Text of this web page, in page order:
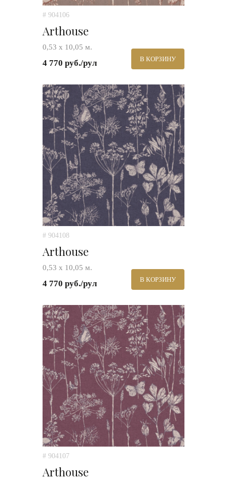
# 904106
Arthouse
0,53 х 10,05 м.
4 770 руб./рул В КОРЗИНУ
# 904108
Arthouse
0,53 х 10,05 м.
4 770 руб./рул В КОРЗИНУ
# 904107
Arthouse